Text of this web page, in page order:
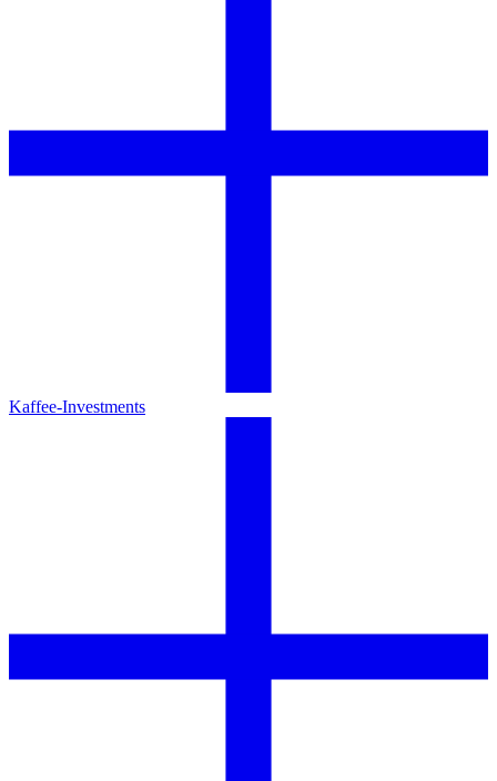
Kaffee-Investments